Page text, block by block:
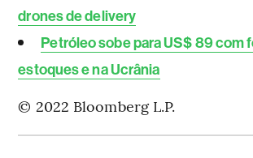
drones de delivery
Petróleo sobe para US$ 89 com
estoques e na Ucrânia
© 2022 Bloomberg L.P.